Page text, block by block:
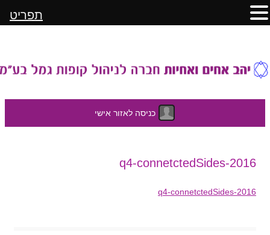
כניסה לאזור אישי
לתוכן
2016-q4-connetctedSides
2016-q4-connetctedSides
תפריט